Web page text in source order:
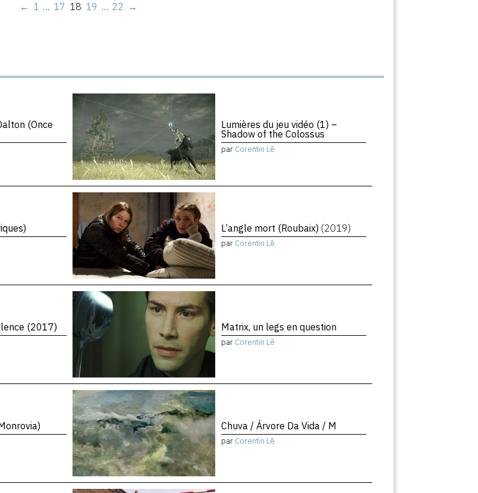
← 1 … 17 18 19 … 22 →
(Once
Lumières du jeu vidéo (1) –
Shadow of the Colossus
par Corentin Lê
L’angle mort (Roubaix) (2019)
par Corentin Lê
(2017) Matrix, un legs en question
par Corentin Lê
Chuva / Árvore Da Vida / M
par Corentin Lê